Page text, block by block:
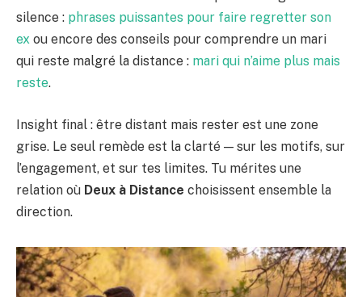
silence : phrases puissantes pour faire regretter son
ex ou encore des conseils pour comprendre un mari
qui reste malgré la distance : mari qui n’aime plus mais
reste.
Insight final : être distant mais rester est une zone
grise. Le seul remède est la clarté — sur les motifs, sur
l’engagement, et sur tes limites. Tu mérites une
relation où Deux à Distance choisissent ensemble la
direction.